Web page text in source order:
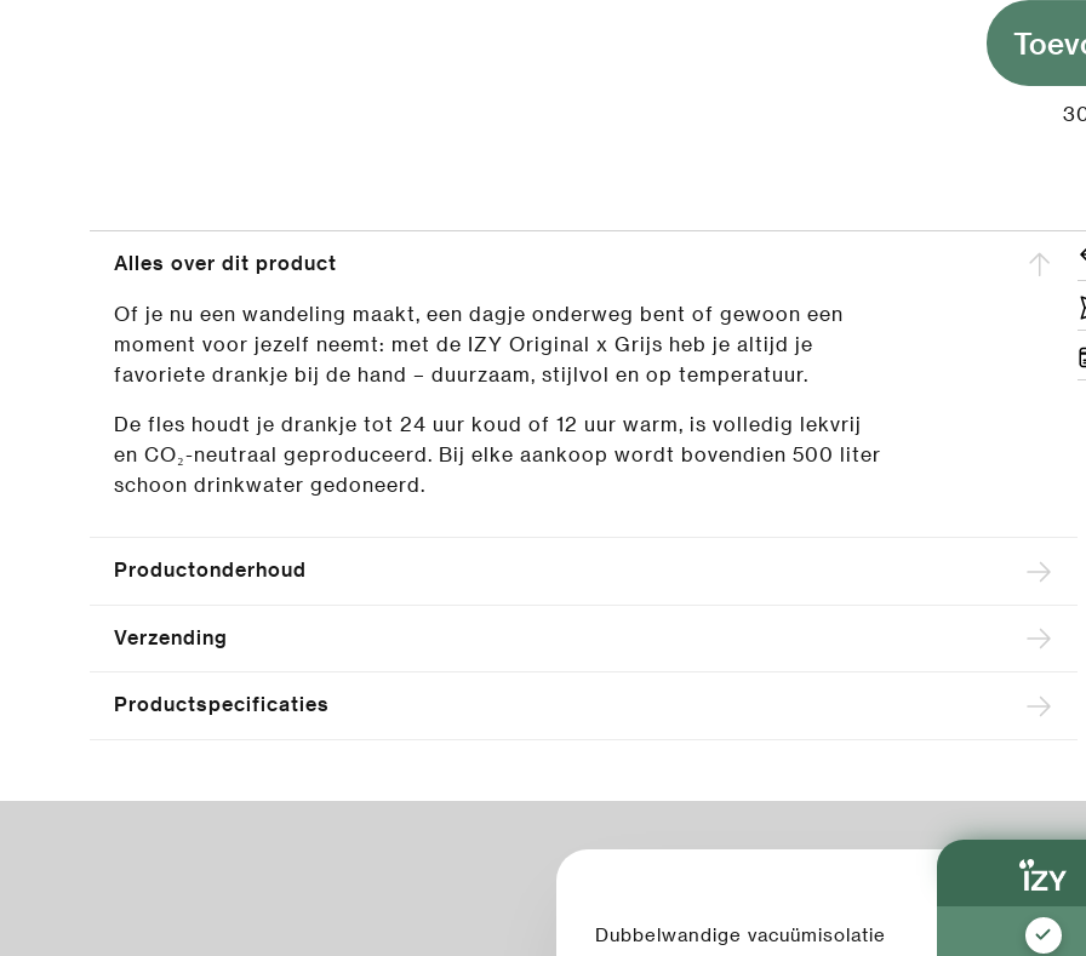
Alles over dit product
Of je nu een wandeling maakt, een dagje onderweg bent of gewoon een
moment voor jezelf neemt: met de IZY Original x Grijs heb je altijd je
favoriete drankje bij de hand – duurzaam, stijlvol en op temperatuur.
De fles houdt je drankje tot 24 uur koud of 12 uur warm, is volledig lekvrij
en CO₂-neutraal geproduceerd. Bij elke aankoop wordt bovendien 500 liter
schoon drinkwater gedoneerd.
Productonderhoud
Verzending
Productspecificaties
Dubbelwandige vacuümisolatie